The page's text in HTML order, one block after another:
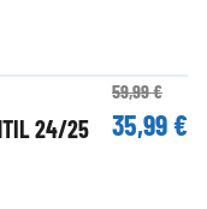
24/25
59,99 €
35,99 €